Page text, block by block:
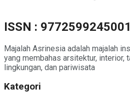
ISSN : 9772599245001
Majalah Asrinesia adalah majalah
yang membahas arsitektur, interior,
lingkungan, dan pariwisata
Kategori